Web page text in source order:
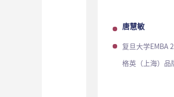
唐慧敏
复旦大学EMBA
格英（上海）品